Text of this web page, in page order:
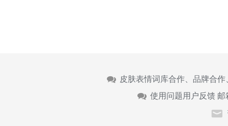
皮肤表情词库合作、品牌合
使用问题用户反馈 邮